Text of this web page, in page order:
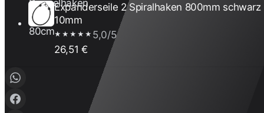
Expanderseile 2 Spiralhaken 800mm schwarz
10mm
★★★★★ 5,0/5
26,51 €